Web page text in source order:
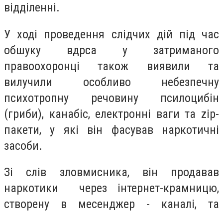
відділенні.
У ході проведення слідчих дій під час
обшуку вдрса у затриманого
правоохоронці також виявили та
вилучили особливо небезпечну
психотропну речовину псилоцибін
(гриби), канабіс, електронні ваги та zip-
пакети, у які він фасував наркотичні
засоби.
Зі слів зловмисника, він продавав
наркотики через інтернет-крамницю,
створену в месенджер - каналі, та